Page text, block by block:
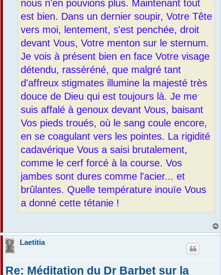
nous n'en pouvions plus. Maintenant tout
est bien. Dans un dernier soupir, Votre Tête
vers moi, lentement, s'est penchée, droit
devant Vous, Votre menton sur le sternum.
Je vois à présent bien en face Votre visage
détendu, rasséréné, que malgré tant
d'affreux stigmates illumine la majesté très
douce de Dieu qui est toujours là. Je me
suis affalé à genoux devant Vous, baisant
Vos pieds troués, où le sang coule encore,
en se coagulant vers les pointes. La rigidité
cadavérique Vous a saisi brutalement,
comme le cerf forcé à la course. Vos
jambes sont dures comme l'acier... et
brûlantes. Quelle température inouïe Vous
a donné cette tétanie !
Laetitia
Re: Méditation du Dr Barbet sur la